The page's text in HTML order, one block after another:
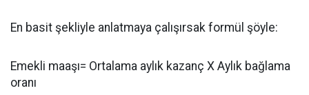
En basit şekliyle anlatmaya çalışırsak formül şöyle:
Emekli maaşı= Ortalama aylık kazanç X Aylık bağlama
oranı